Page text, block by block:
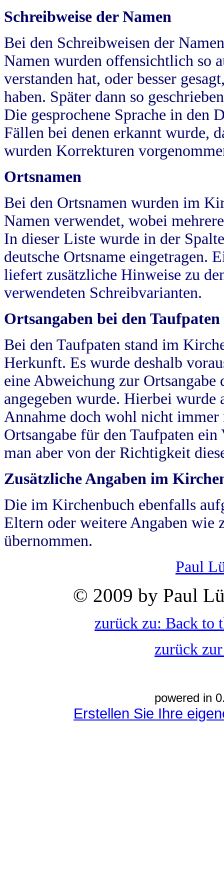
Schreibweise der Namen
Bei den Schreibweisen der
Namen wurden offensichtlich so
verstanden hat, oder besser
haben. Später dann so
Die gesprochene Sprache in
Fällen bei denen erkannt wurde,
wurden Korrekturen
Ortsnamen
Bei den Ortsnamen wurden im
Namen verwendet, wobei
In dieser Liste wurde in der
deutsche Ortsname eingetragen.
liefert zusätzliche Hinweise zu
verwendeten Schreibvarianten.
Ortsangaben bei den Taufpaten
Bei den Taufpaten stand im
Herkunft. Es wurde deshalb
eine Abweichung zur
angegeben wurde. Hierbei wurde
Annahme doch wohl nicht
Ortsangabe für den Taufpaten
man aber von der Richtigkeit
Zusätzliche Angaben im
Die im Kirchenbuch ebenfalls
Eltern oder weitere Angaben wie
übernommen.
Paul
© 2009 by Paul
zurück zu: Back to
zurück
powered in
Erstellen Sie Ihre